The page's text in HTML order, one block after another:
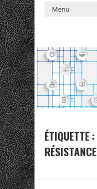
ÉTIQUETTE :
RÉSISTANCE